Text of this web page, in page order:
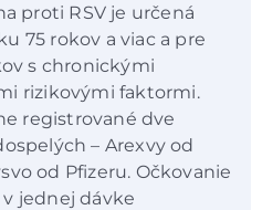
proti RSV je určená
75 rokov a viac a pre
s chronickými
rizikovými faktormi.
registrované dve
– Arexvy od
od Pfizeru. Očkovanie
jednej dávke